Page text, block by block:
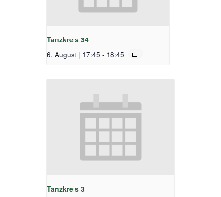
Tanzkreis 34
6. August | 17:45 - 18:45
Tanzkreis 3